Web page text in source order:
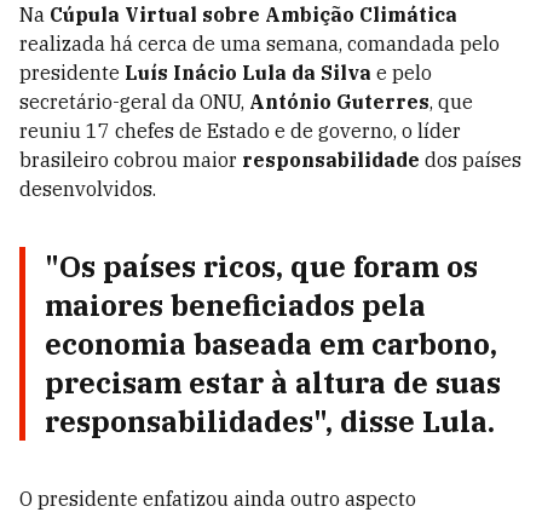
Na Cúpula Virtual sobre Ambição Climática
realizada há cerca de uma semana, comandada pelo
presidente Luís Inácio Lula da Silva e pelo
secretário-geral da ONU, António Guterres, que
reuniu 17 chefes de Estado e de governo, o líder
brasileiro cobrou maior responsabilidade dos países
desenvolvidos.
"Os países ricos, que foram os
maiores beneficiados pela
economia baseada em carbono,
precisam estar à altura de suas
responsabilidades", disse Lula.
O presidente enfatizou ainda outro aspecto